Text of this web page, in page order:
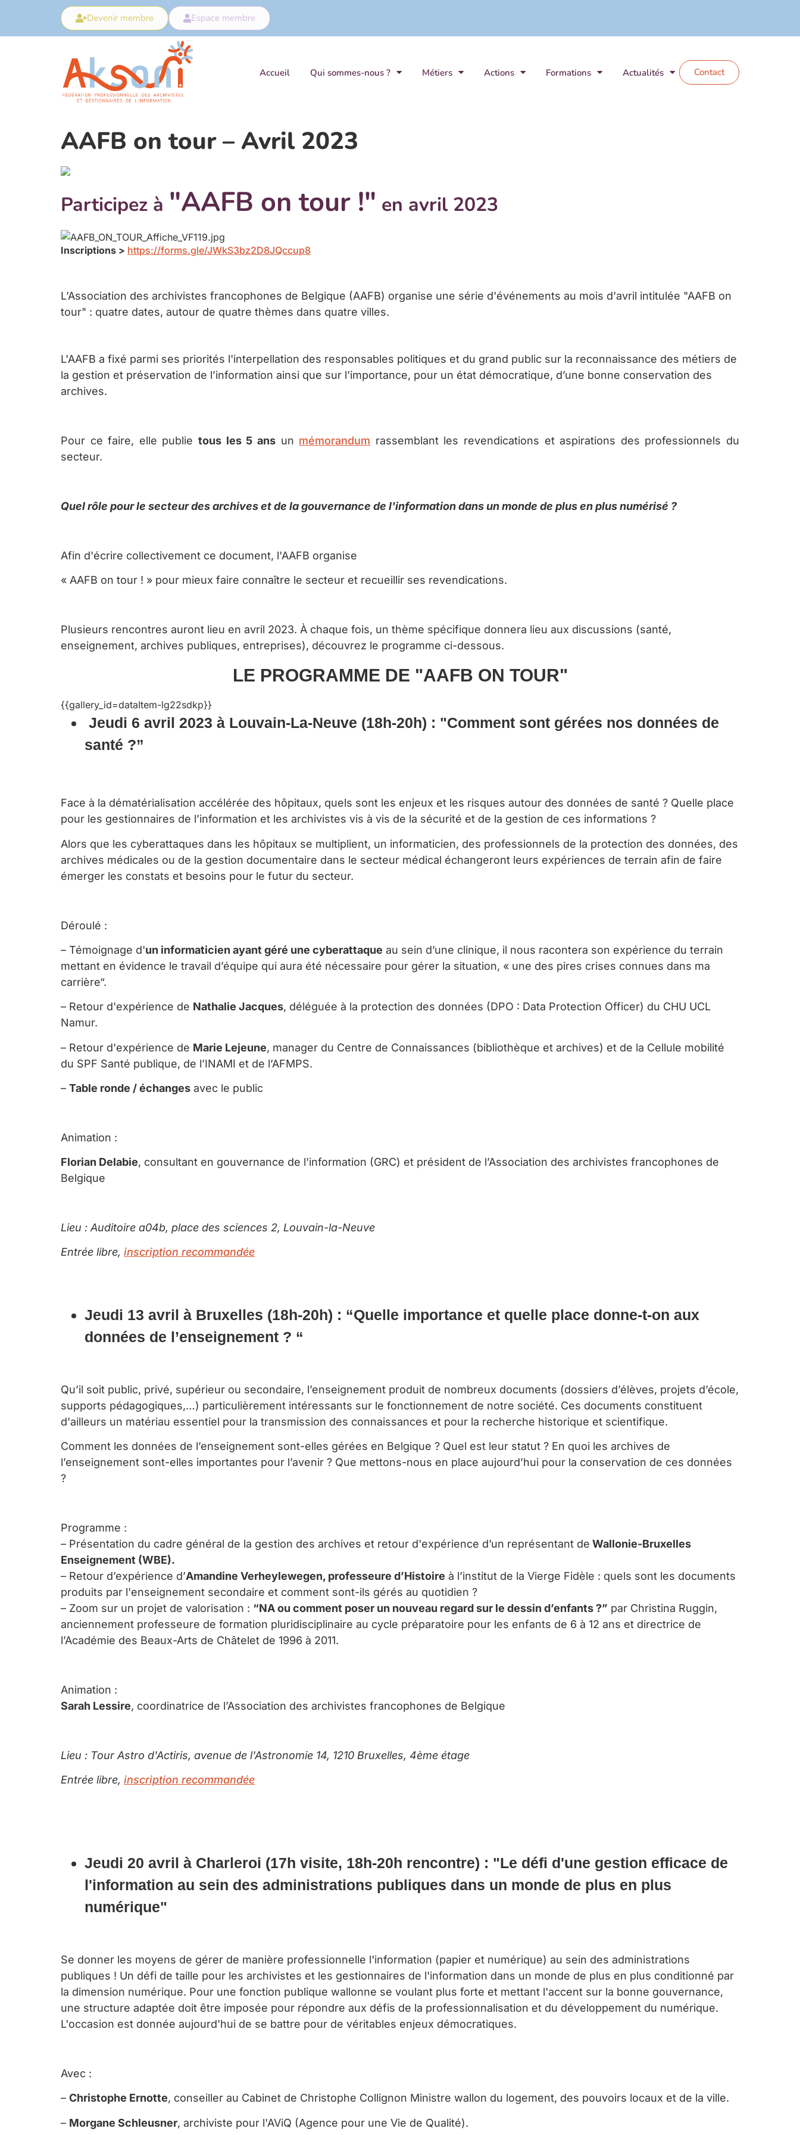
Devenir membre Espace membre
Accueil Qui sommes-nous ? Métiers Actions Formations Actualités Contact
AAFB on tour – Avril 2023
Participez à "AAFB on tour !" en avril 2023
Inscriptions > https://forms.gle/JWkS3bz2D8JQccup8
L’Association des archivistes francophones de Belgique (AAFB) organise une série d'événements au mois d'avril intitulée "AAFB on
tour" : quatre dates, autour de quatre thèmes dans quatre villes.
L'AAFB a fixé parmi ses priorités l'interpellation des responsables politiques et du grand public sur la reconnaissance des métiers de
la gestion et préservation de l’information ainsi que sur l’importance, pour un état démocratique, d’une bonne conservation des
archives.
Pour ce faire, elle publietous les 5 ansun mémorandum rassemblant les revendications et aspirations des professionnels du
secteur.
Quel rôle pour le secteur des archives et de la gouvernance de l'information dans un monde de plus en plus numérisé ?
Afin d'écrire collectivement ce document, l'AAFB organise
« AAFB on tour ! » pour mieux faire connaître le secteur et recueillir ses revendications.
Plusieurs rencontres auront lieu en avril 2023. À chaque fois, un thème spécifique donnera lieu aux discussions (santé,
enseignement, archives publiques, entreprises), découvrez le programme ci-dessous.
LE PROGRAMME DE "AAFB ON TOUR"
{{gallery_id=dataItem-lg22sdkp}}
Jeudi 6 avril 2023 à Louvain-La-Neuve (18h-20h) : "Comment sont gérées nos données de
santé ?”
Face à la dématérialisation accélérée des hôpitaux, quels sont les enjeux et les risques autour des données de santé ? Quelle place
pour les gestionnaires de l’information et les archivistes vis à vis de la sécurité et de la gestion de ces informations ?
Alors que les cyberattaques dans les hôpitaux se multiplient, un informaticien, des professionnels de la protection des données, des
archives médicales ou de la gestion documentaire dans le secteur médical échangeront leurs expériences de terrain afin de faire
émerger les constats et besoins pour le futur du secteur.
Déroulé :
– Témoignage d'un informaticien ayant géré une cyberattaque au sein d’une clinique, il nous racontera son expérience du terrain
mettant en évidence le travail d’équipe qui aura été nécessaire pour gérer la situation, « une des pires crises connues dans ma
carrière“.
– Retour d'expérience de Nathalie Jacques, déléguée à la protection des données (DPO : Data Protection Officer) du CHU UCL
Namur.
– Retour d'expérience de Marie Lejeune, manager du Centre de Connaissances (bibliothèque et archives) et de la Cellule mobilité
du SPF Santé publique, de l’INAMI et de l’AFMPS.
– Table ronde / échanges avec le public
Animation :
Florian Delabie, consultant en gouvernance de l'information (GRC) et président de l’Association des archivistes francophones de
Belgique
Lieu : Auditoire a04b, place des sciences 2, Louvain-la-Neuve
Entrée libre, inscription recommandée
Jeudi 13 avril à Bruxelles (18h-20h) : “Quelle importance et quelle place donne-t-on aux
données de l’enseignement ? “
Qu’il soit public, privé, supérieur ou secondaire, l’enseignement produit de nombreux documents (dossiers d’élèves, projets d’école,
supports pédagogiques,…) particulièrement intéressants sur le fonctionnement de notre société. Ces documents constituent
d'ailleurs un matériau essentiel pour la transmission des connaissances et pour la recherche historique et scientifique.
Comment les données de l’enseignement sont-elles gérées en Belgique ? Quel est leur statut ? En quoi les archives de
l’enseignement sont-elles importantes pour l’avenir ? Que mettons-nous en place aujourd’hui pour la conservation de ces données
?
Programme :
– Présentation du cadre général de la gestion des archives et retour d'expérience d’un représentant de Wallonie-Bruxelles
Enseignement (WBE).
– Retour d’expérience d’Amandine Verheylewegen, professeure d’Histoire à l’institut de la Vierge Fidèle : quels sont les documents
produits par l'enseignement secondaire et comment sont-ils gérés au quotidien ?
– Zoom sur un projet de valorisation : “NA ou comment poser un nouveau regard sur le dessin d’enfants ?” par Christina Ruggin,
anciennement professeure de formation pluridisciplinaire au cycle préparatoire pour les enfants de 6 à 12 ans et directrice de
l’Académie des Beaux-Arts de Châtelet de 1996 à 2011.
Animation :
Sarah Lessire, coordinatrice de l’Association des archivistes francophones de Belgique
Lieu : Tour Astro d'Actiris, avenue de l'Astronomie 14, 1210 Bruxelles, 4ème étage
Entrée libre, inscription recommandée
Jeudi 20 avril à Charleroi (17h visite, 18h-20h rencontre) : "Le défi d'une gestion efficace de
l'information au sein des administrations publiques dans un monde de plus en plus
numérique"
Se donner les moyens de gérer de manière professionnelle l'information (papier et numérique) au sein des administrations
publiques ! Un défi de taille pour les archivistes et les gestionnaires de l'information dans un monde de plus en plus conditionné par
la dimension numérique. Pour une fonction publique wallonne se voulant plus forte et mettant l'accent sur la bonne gouvernance,
une structure adaptée doit être imposée pour répondre aux défis de la professionnalisation et du développement du numérique.
L'occasion est donnée aujourd'hui de se battre pour de véritables enjeux démocratiques.
Avec :
– Christophe Ernotte, conseiller au Cabinet de Christophe Collignon Ministre wallon du logement, des pouvoirs locaux et de la ville.
– Morgane Schleusner, archiviste pour l'AViQ (Agence pour une Vie de Qualité).